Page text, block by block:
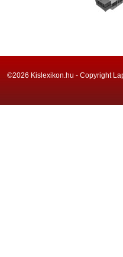
©2026 Kislexikon.hu - Copyright